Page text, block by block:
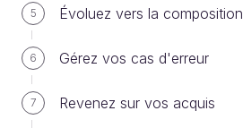
5 Évoluez vers la composition
6 Gérez vos cas d'erreur
7 Revenez sur vos acquis